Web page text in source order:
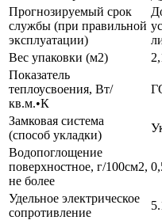
Прогнозируемый срок
службы (при правильной
эксплуатации)
Вес упаковки (м2)
Показатель
теплоусвоения, Вт/
кв.м.•К
Замковая система
(способ укладки)
Водопоглощение
поверхностное, г/100см2,
не более
Удельное электрическое
сопротивление